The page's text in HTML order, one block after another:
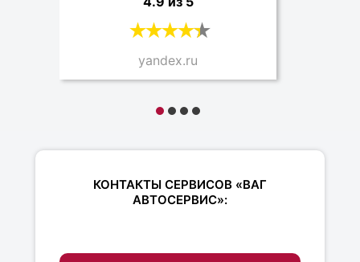
yandex.ru
КОНТАКТЫ СЕРВИСОВ «ВАГ
АВТОСЕРВИС»: